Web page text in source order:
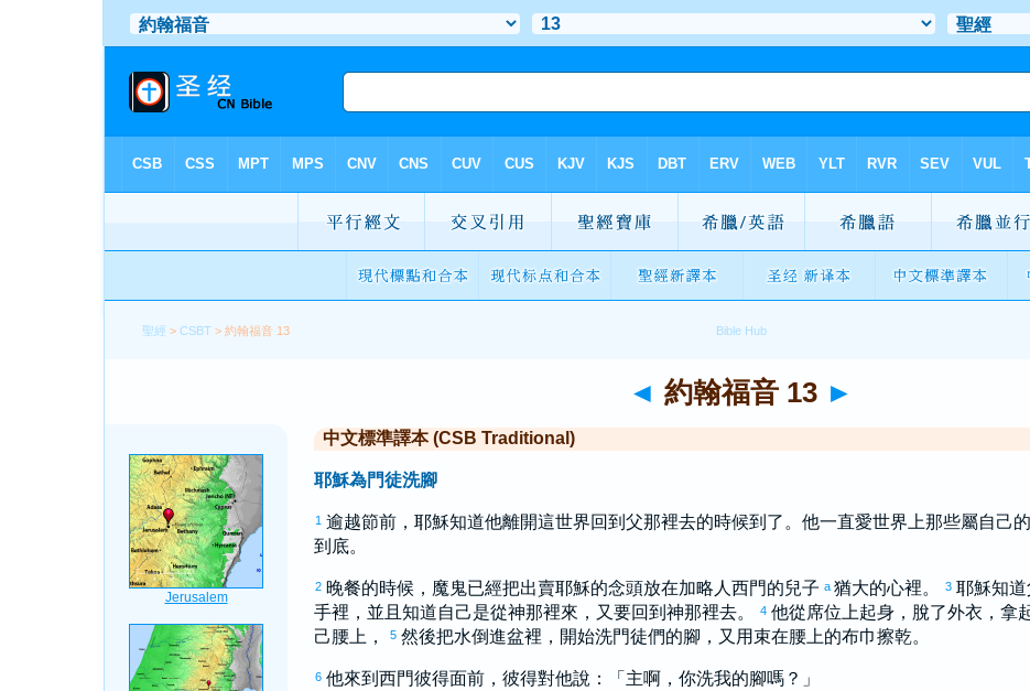
聖經 >CSBT > 約翰福音 13
◄ 約翰福音 13 ►
中文標準譯本 (CSB Traditional)
耶穌為門徒洗腳
1 逾越節前，耶穌知道他離開這世界回到父那裡去的時候到了。他一直愛世界上那些屬自己
到底。
2 晚餐的時候，魔鬼已經把出賣耶穌的念頭放在加略 人 西門的兒子 a 猶大的心裡。 3 耶穌知
手裡，並且知道自己是從神那裡來，又要回到神那裡去。
4 他從席位上起身，脫了外衣，拿
己腰上，
5 然後把水倒進盆裡，開始洗門徒們的腳，又用束在腰上的布巾擦乾。
6 他來到 西門彼得面前， 彼得對他說：「主啊，你洗我的腳嗎？」